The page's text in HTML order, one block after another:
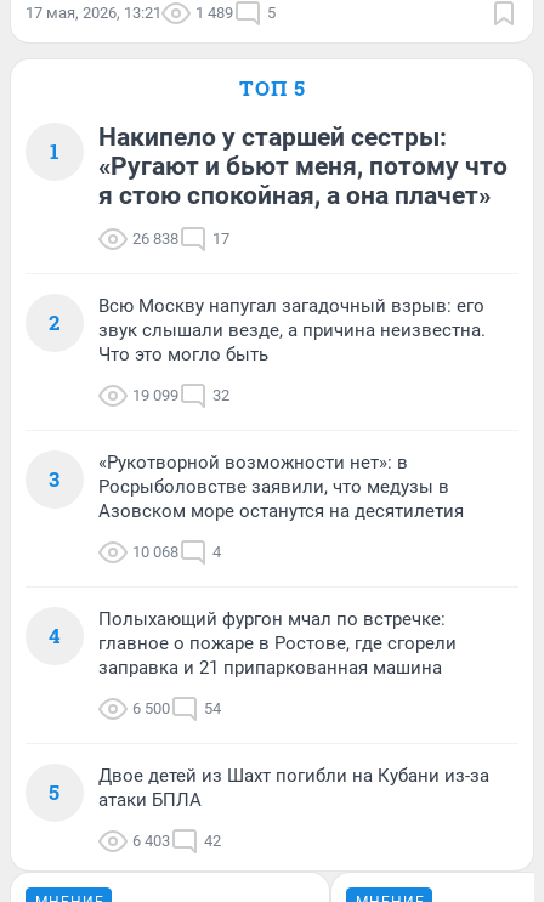
17 мая, 2026, 13:21 1 489 5
ТОП 5
1
Накипело у старшей сестры:
«Ругают и бьют меня, потому что
я стою спокойная, а она плачет»
26 838 17
2
Всю Москву напугал загадочный взрыв: его
звук слышали везде, а причина неизвестна.
Что это могло быть
19 099 32
3
«Рукотворной возможности нет»: в
Росрыболовстве заявили, что медузы в
Азовском море останутся на десятилетия
10 068 4
4
Полыхающий фургон мчал по встречке:
главное о пожаре в Ростове, где сгорели
заправка и 21 припаркованная машина
6 500 54
5
Двое детей из Шахт погибли на Кубани из-за
атаки БПЛА
6 403 42